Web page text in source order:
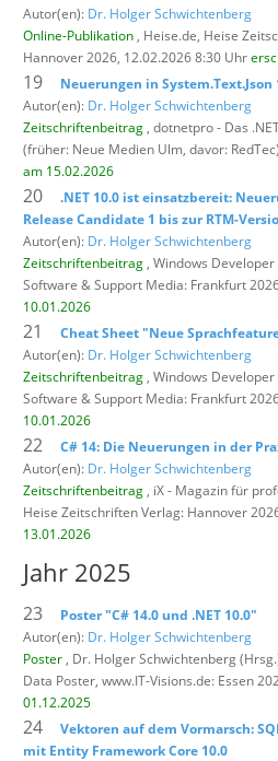
Autor(en): Dr. Holger Schwichtenberg
Online-Publikation , Heise.de, Heise
Hannover 2026, 12.02.2026 8:30 Uhr
19
Neuerungen in
Autor(en): Dr. Holger Schwichtenberg
Zeitschriftenbeitrag , dotnetpro - Das
(früher: Neue Medien Ulm, davor:
am 15.02.2026
20
.NET 10.0 ist einsatzbereit:
Release Candidate 1 bis zur RTM-
Autor(en): Dr. Holger Schwichtenberg
Zeitschriftenbeitrag , Windows
Software & Support Media: Frankfurt
10.01.2026
21
Cheat Sheet "Neue
Autor(en): Dr. Holger Schwichtenberg
Zeitschriftenbeitrag , Windows
Software & Support Media: Frankfurt
10.01.2026
22
C# 14: Die Neuerungen in der
Autor(en): Dr. Holger Schwichtenberg
Zeitschriftenbeitrag , iX - Magazin für
Heise Zeitschriften Verlag: Hannover
13.01.2026
Jahr 2025
23
Poster "C# 14.0 und .NET 10.0"
Autor(en): Dr. Holger Schwichtenberg
Poster , Dr. Holger Schwichtenberg
Data Poster, www.IT-Visions.de: Essen
01.12.2025
24
Vektoren auf dem Vormarsch:
mit Entity Framework Core 10.0